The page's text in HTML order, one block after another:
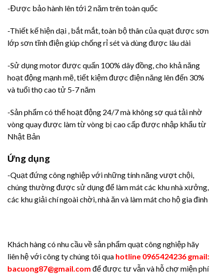
-Được bảo hành lên tới 2 năm trên toàn quốc
-Thiết kế hiện dại , bắt mắt, toàn bộ thân của quạt được sơn
lớp sơn tĩnh điện giúp chống rỉ sét và dùng được lâu dài
-Sử dụng motor được quấn 100% dây đồng, cho khả năng
hoạt động mạnh mẽ, tiết kiệm được điện năng lên đến 30%
và tuổi thọ cao tử 5-7 năm
-Sản phẩm có thể hoạt động 24/7 mà không sợ quá tải nhờ
vòng quay được làm từ vòng bị cao cấp được nhập khẩu từ
Nhật Bản
Ứng dụng
-Quạt đứng công nghiệp với những tính năng vượt chội,
chúng thường được sử dụng để làm mát các khu nhà xưởng,
các khu giải chí ngoài chời, nhà ăn và làm mát cho hộ gia đình
Khách hàng có nhu cầu về sản phẩm quạt công nghiệp hãy
liên hệ với công ty chúng tôi qua hotline 0965424236 gmail:
bacuong87@gmail.com để được tư vẫn và hỗ chợ miện phí